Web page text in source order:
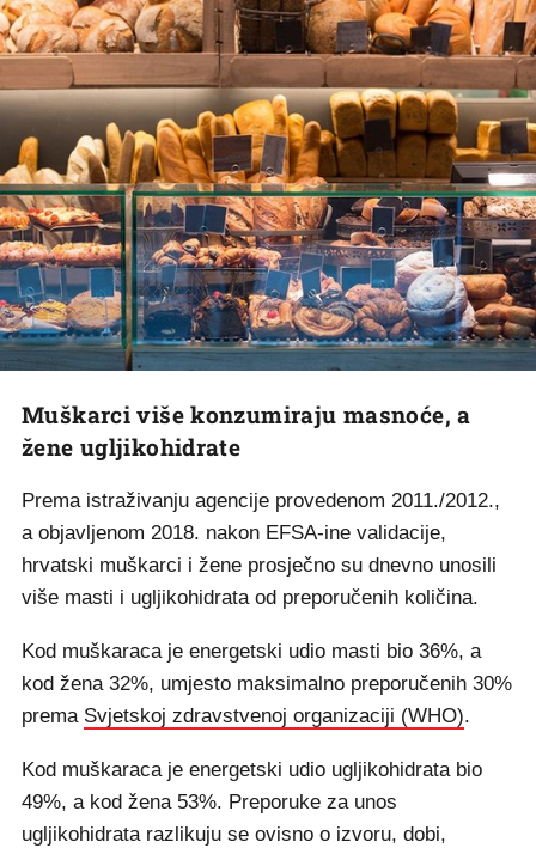
Muškarci više konzumiraju masnoće, a
žene ugljikohidrate
Prema istraživanju agencije provedenom 2011./2012.,
a objavljenom 2018. nakon EFSA-ine validacije,
hrvatski muškarci i žene prosječno su dnevno unosili
više masti i ugljikohidrata od preporučenih količina.
Kod muškaraca je energetski udio masti bio 36%, a
kod žena 32%, umjesto maksimalno preporučenih 30%
prema Svjetskoj zdravstvenoj organizaciji (WHO).
Kod muškaraca je energetski udio ugljikohidrata bio
49%, a kod žena 53%. Preporuke za unos
ugljikohidrata razlikuju se ovisno o izvoru, dobi,